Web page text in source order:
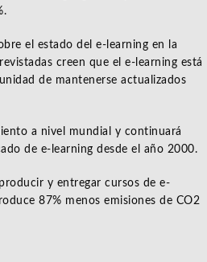
el estado del e-learning en la
creen que el e-learning está
de mantenerse actualizados
a nivel mundial y continuará
de e-learning desde el año 2000.
y entregar cursos de e-
87% menos emisiones de CO2